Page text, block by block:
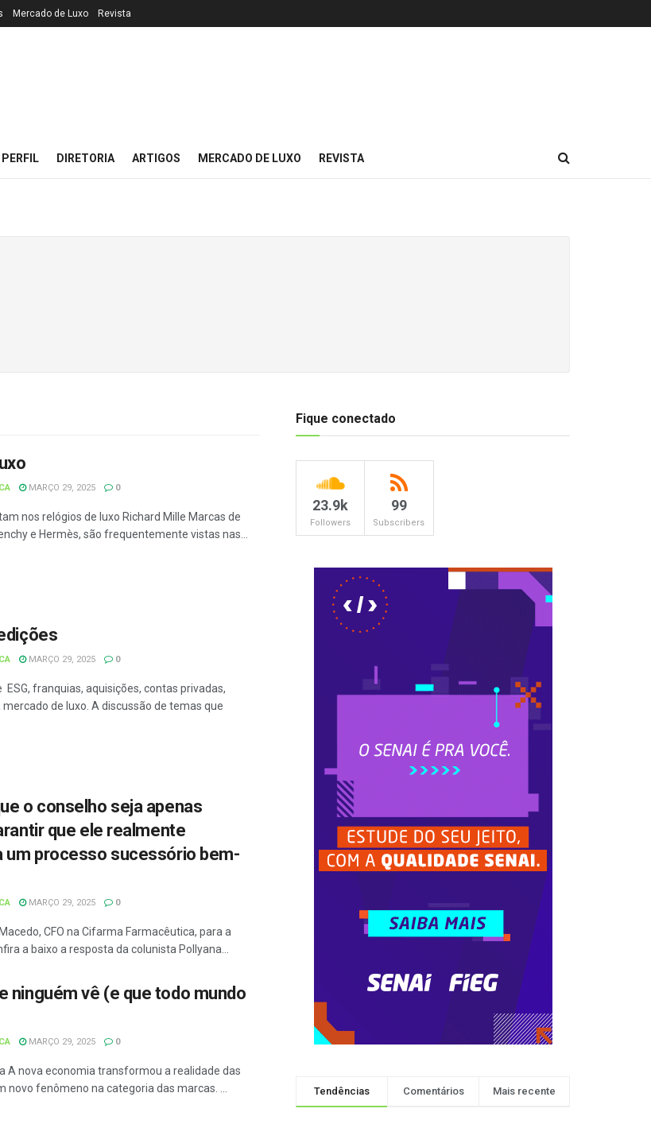
Mercado de Luxo Revista
PERFIL DIRETORIA ARTIGOS MERCADO DE LUXO REVISTA
MARÇO 29, 2025 0
nos relógios de luxo Richard Mille Marcas de
e Hermès, são frequentemente vistas nas...
MARÇO 29, 2025 0
ESG, franquias, aquisições, contas privadas,
de luxo. A discussão de temas que
o conselho seja apenas
que ele realmente
um processo sucessório bem-
MARÇO 29, 2025 0
CFO na Cifarma Farmacêutica, para a
a baixo a resposta da colunista Pollyana...
ninguém vê (e que todo mundo
MARÇO 29, 2025 0
A nova economia transformou a realidade das
novo fenômeno na categoria das marcas. ...
Fique conectado
23.9k
Followers
99
Subscribers
Tendências Comentários Mais recente